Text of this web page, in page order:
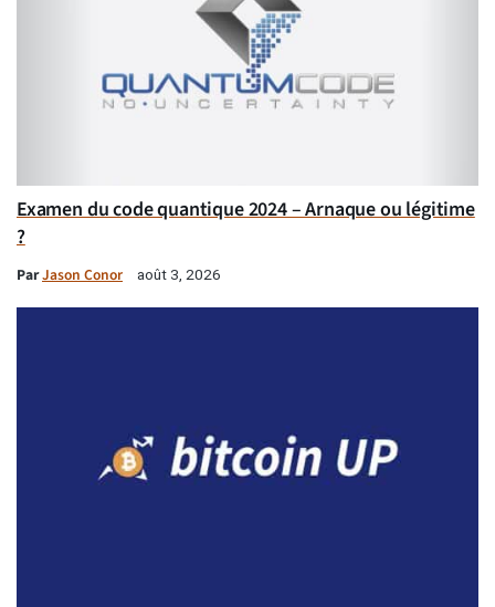
Examen du code quantique 2024 – Arnaque ou légitime
?
ParJason Conor août 3, 2026